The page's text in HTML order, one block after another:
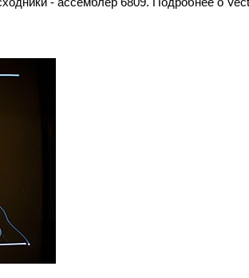
работ под Vectrex - Electric Force (233
- ассемблер 6809. Подробнее о